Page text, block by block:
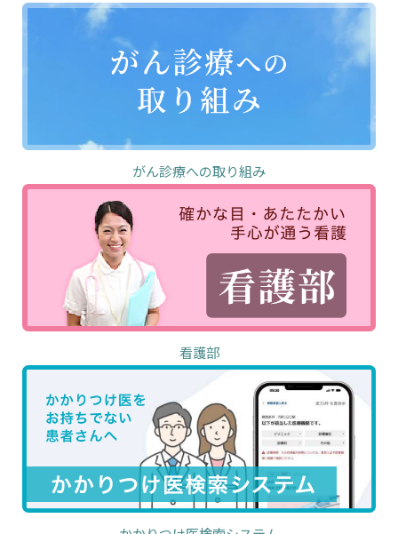
がん診療への取り組み
看護部